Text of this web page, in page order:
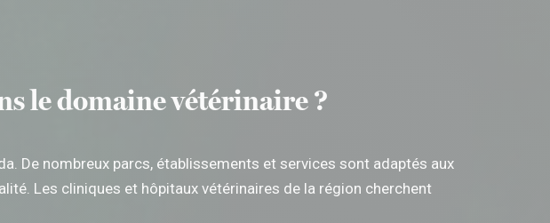
le domaine vétérinaire ?
De nombreux parcs, établissements et services sont adaptés aux
Les cliniques et hôpitaux vétérinaires de la région cherchent